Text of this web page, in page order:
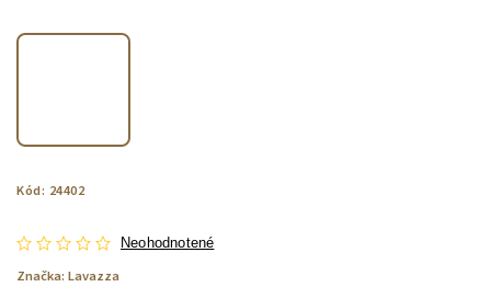
Kód: 24402
Neohodnotené
Značka: Lavazza